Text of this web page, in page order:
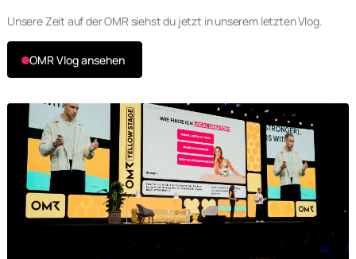
Unsere Zeit auf der OMR siehst du jetzt in unserem letzten Vlog.
OMR Vlog ansehen